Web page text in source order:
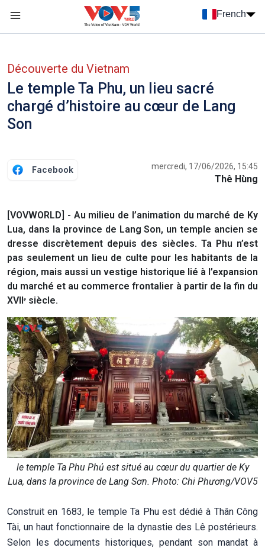
French
Découverte du Vietnam
Le temple Ta Phu, un lieu sacré
chargé d’histoire au cœur de Lang
Son
Facebook mercredi, 17/06/2026, 15:45
Thê Hùng
[VOVWORLD] - Au milieu de l’animation du marché de Ky
Lua, dans la province de Lang Son, un temple ancien se
dresse discrètement depuis des siècles. Ta Phu n’est
pas seulement un lieu de culte pour les habitants de la
région, mais aussi un vestige historique lié à l’expansion
du marché et au commerce frontalier à partir de la fin du
XVIIᵉ siècle.
le temple Ta Phu Phủ est situé au cœur du quartier de Ky
Lua, dans la province de Lang Sơn. Photo: Chi Phương/VOV5
Construit en 1683, le temple Ta Phu est dédié à Thân Công
Tài, un haut fonctionnaire de la dynastie des Lê postérieurs.
Selon les documents historiques, pendant son mandat à